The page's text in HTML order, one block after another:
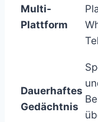
Multi-
Plattform
Dauerhaftes
Gedächtnis